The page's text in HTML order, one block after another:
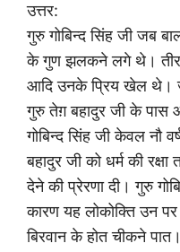
उत्तर:
गुरु गोबिन्द सिंह जी जब
के गुण झलकने लगे थे। तीर-
आदि उनके प्रिय खेल थे।
गुरु तेग़ बहादुर जी के
गोबिन्द सिंह जी केवल नौ
बहादुर जी को धर्म की रक्षा
देने की प्रेरणा दी। गुरु
कारण यह लोकोक्ति उन पर
बिरवान के होत चीकने